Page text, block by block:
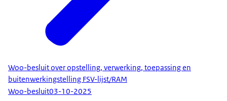
Woo-besluit over opstelling, verwerking, toepassing en
buitenwerkingstelling FSV-lijst/RAM
Woo-besluit03-10-2025